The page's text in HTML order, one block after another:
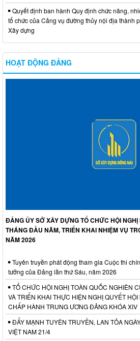
Quyết định ban hành Quy định chức năng,
tổ chức của Cảng vụ đường thủy nội địa thành
Xây dựng
HOẠT ĐỘNG ĐẢNG
ĐẢNG ỦY SỞ XÂY DỰNG TỔ CHỨC HỘI
THÁNG ĐẦU NĂM, TRIỂN KHAI NHIỆM VỤ
NĂM 2026
Tuyên truyền phát động tham gia Cuộc thi
tưởng của Đảng lần thứ Sáu, năm 2026
TỔ CHỨC HỘI NGHỊ TOÀN QUỐC NGHIÊN
VÀ TRIỂN KHAI THỰC HIỆN NGHỊ QUYẾT
CHẤP HÀNH TRUNG ƯƠNG ĐẢNG KHÓA XIV
ĐẨY MẠNH TUYÊN TRUYỀN, LAN TỎA
VIỆT NAM 21/4